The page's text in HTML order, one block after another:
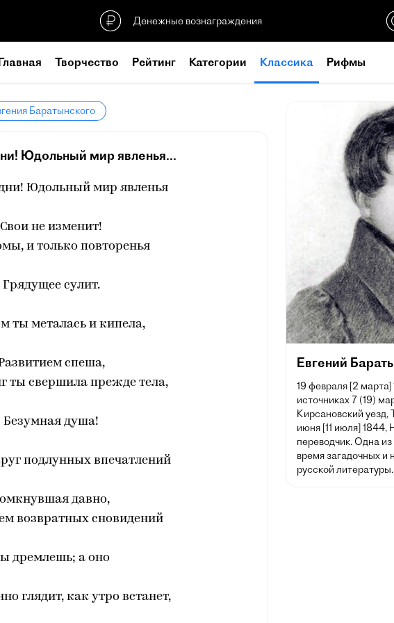
Денежные вознаграждения
Творчество Рейтинг Категории Классика Рифмы
Баратынского
Юдольный мир явленья...
Юдольный мир явленья
Свои не изменит!
и только повторенья
Грядущее сулит.
ты металась и кипела,
спеша,
ты свершила прежде тела,
Безумная душа!
подлунных впечатлений
давно,
возвратных сновидений
дремлешь; а оно
глядит, как утро встанет,
Евгений
19 февраля [2
источниках 7 (19)
Кирсановский уезд,
июня [11 июля] 1844,
переводчик. Одна
время загадочных и
русской литературы.